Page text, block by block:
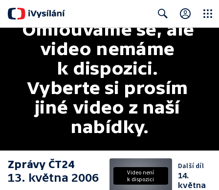
Search
Omlouváme se, ale
video nemáme
k dispozici.
Vyberte si prosím
jiné video z naší
nabídky.
Zprávy ČT24
13. května 2006
Video není
k dispozici
Další díl
14.
května